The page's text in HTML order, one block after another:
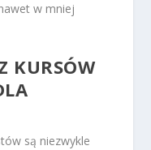
w mniej
KURSÓW
są niezwykle